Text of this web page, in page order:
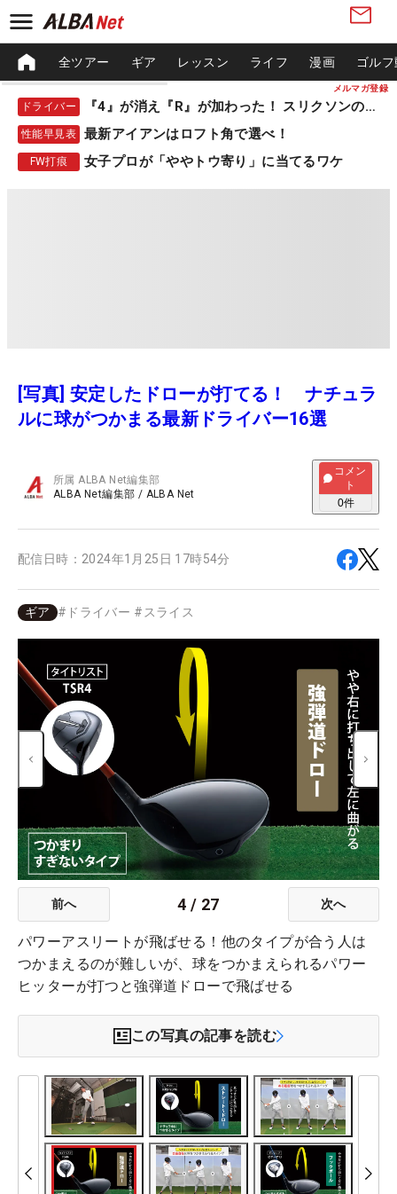
メルマガ登録
全ツアー ギア レッスン ライフ 漫画 ゴル
ドライバー 『4』が消え『R』が加わった！ スリクソンの新作
性能早見表 最新アイアンはロフト角で選べ！
FW打痕 女子プロが「ややトウ寄り」に当てるワケ
[写真] 安定したドローが打てる！ ナチュラ
ルに球がつかまる最新ドライバー16選
所属ALBA Net編集部
ALBA Net編集部 / ALBA Net
コメン
ト
0件
配信日時： 2024年1月25日 17時54分
ギア # ドライバー # スライス
前へ 4 / 27 次へ
パワーアスリートが飛ばせる！他のタイプが合う人は
つかまえるのが難しいが、球をつかまえられるパワー
ヒッターが打つと強弾道ドローで飛ばせる
この写真の記事を読む